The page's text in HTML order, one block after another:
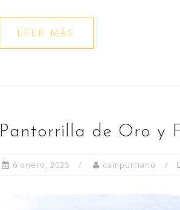
LEER MÁS
Pantorrilla de Oro y
6 enero, 2025 campurriano